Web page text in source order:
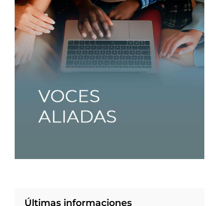
Últimas informaciones